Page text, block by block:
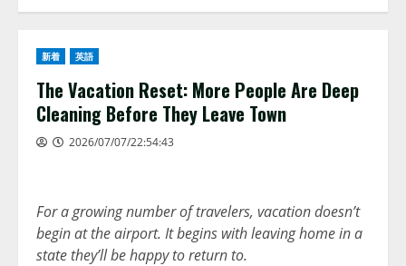
新着 英語
The Vacation Reset: More People Are Deep
Cleaning Before They Leave Town
2026/07/07/22:54:43
For a growing number of travelers, vacation doesn’t
begin at the airport. It begins with leaving home in a
state they’ll be happy to return to.